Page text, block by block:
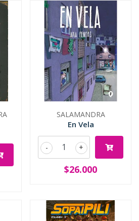
SALAMANDRA
En Vela
+
-
$26.000